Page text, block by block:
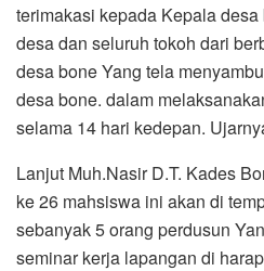
terimakasi kepada Kepala
desa dan seluruh tokoh dari
desa bone Yang tela
desa bone. dalam
selama 14 hari kedepan.
Lanjut Muh.Nasir D.T. Kades
ke 26 mahsiswa ini akan di
sebanyak 5 orang perdusun
seminar kerja lapangan di